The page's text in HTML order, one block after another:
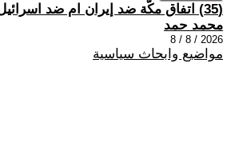
(35) اتفاق مكّة ضد إيران ام ضد اسرائيل؟
محمد حمد
2026 / 8 / 8
مواضيع وابحاث سياسية